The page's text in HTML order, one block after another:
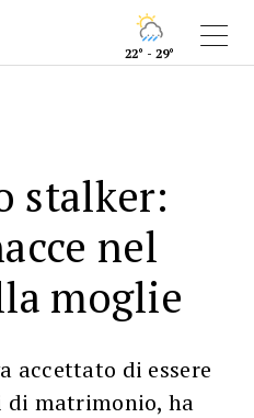
22° - 29°
stalker:
nel
moglie
accettato di essere
di matrimonio, ha